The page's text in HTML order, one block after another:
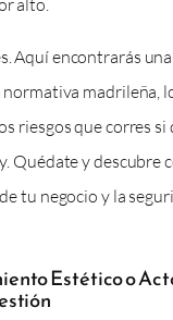
Aquí encontrarás
normativa madrileña,
riesgos que corres
Quédate y descubre
tu negocio y la
Estético o